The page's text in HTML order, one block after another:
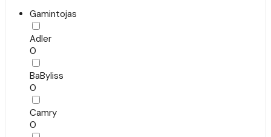
Gamintojas
Adler
0
BaByliss
0
Camry
0